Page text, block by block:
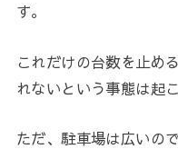
す。
これだけの台数を止め
れないという事態は起
ただ、駐車場は広いの